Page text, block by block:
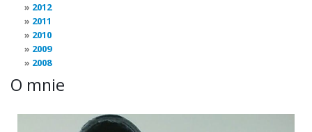
2012
2011
2010
2009
2008
O mnie